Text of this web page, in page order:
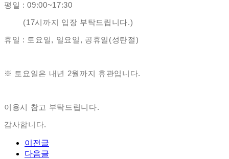
평일 : 09:00~17:30
(17시까지 입장 부탁드립니다.)
휴일 : 토요일, 일요일, 공휴일(성탄절)
※ 토요일은 내년 2월까지 휴관입니다.
이용시 참고 부탁드립니다.
감사합니다.
이전글
다음글